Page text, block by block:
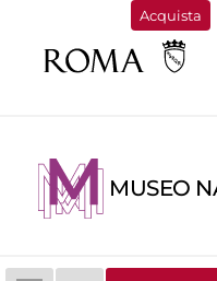
Acquista
MUSEO